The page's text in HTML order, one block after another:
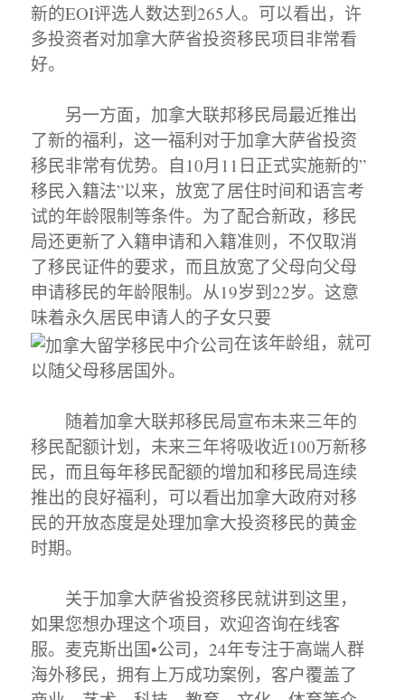
新的EOI评选人数达到265人。可以看出，许
多投资者对加拿大萨省投资移民项目非常看
好。
另一方面，加拿大联邦移民局最近推出
了新的福利，这一福利对于加拿大萨省投资
移民非常有优势。自10月11日正式实施新的”
移民入籍法”以来，放宽了居住时间和语言考
试的年龄限制等条件。为了配合新政，移民
局还更新了入籍申请和入籍准则，不仅取消
了移民证件的要求，而且放宽了父母向父母
申请移民的年龄限制。从19岁到22岁。这意
味着永久居民申请人的子女只要
在该年龄组，就可
以随父母移居国外。
随着加拿大联邦移民局宣布未来三年的
移民配额计划，未来三年将吸收近100万新移
民，而且每年移民配额的增加和移民局连续
推出的良好福利，可以看出加拿大政府对移
民的开放态度是处理加拿大投资移民的黄金
时期。
关于加拿大萨省投资移民就讲到这里，
如果您想办理这个项目，欢迎咨询在线客
服。麦克斯出国•公司，24年专注于高端人群
海外移民，拥有上万成功案例，客户覆盖了